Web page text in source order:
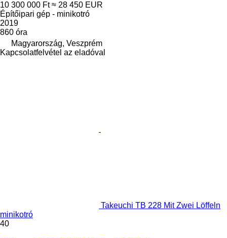
10 300 000 Ft ≈ 28 450 EUR
Építőipari gép - minikotró
2019
860 óra
Magyarország, Veszprém
Kapcsolatfelvétel az eladóval
Takeuchi TB 228 Mit Zwei Löffeln
minikotró
40